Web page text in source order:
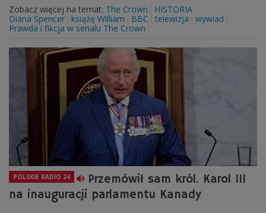
Zobacz więcej na temat: The Crown
HISTORIA
Diana Spencer
książę William BBC telewizja
wywiad
Prawda i fikcja w serialu The Crown
POLSKIE RADIO 24
Przemówił sam król. Karol III
na inauguracji parlamentu Kanady